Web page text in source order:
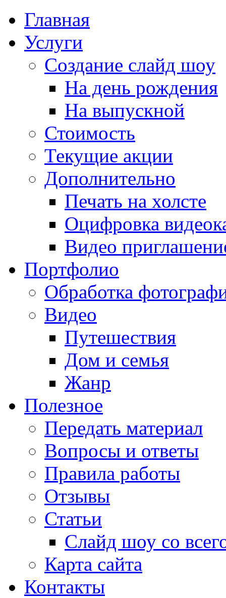
Главная
Услуги
Создание слайд шоу
На день рождения
На выпускной
Стоимость
Текущие акции
Дополнительно
Печать на холсте
Оцифровка
Видео
Портфолио
Обработка
Видео
Путешествия
Дом и семья
Жанр
Полезное
Передать материал
Вопросы и ответы
Правила работы
Отзывы
Статьи
Слайд шоу со
Карта сайта
Контакты